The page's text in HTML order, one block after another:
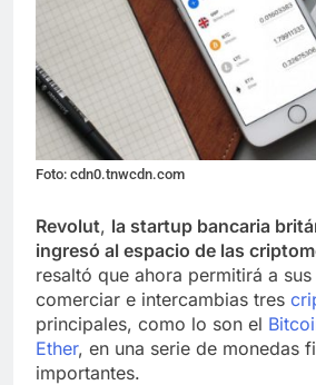
Foto: cdn0.tnwcdn.com
Revolut, la startup bancaria
ingresó al espacio de las
resaltó que ahora permitirá a
comerciar e intercambias tres
principales, como lo son el
Ether, en una serie de monedas
importantes.